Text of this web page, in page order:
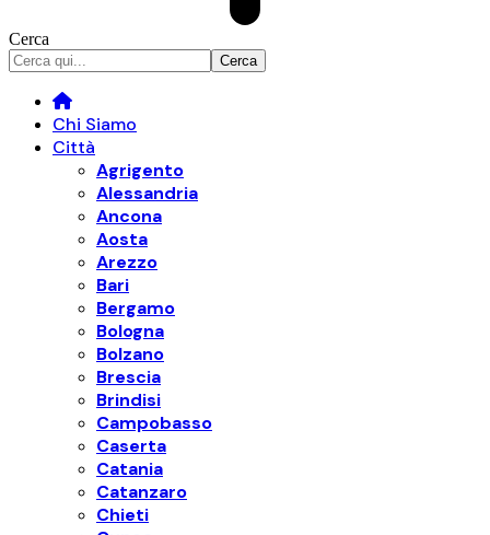
Cerca
Chi Siamo
Città
Agrigento
Alessandria
Ancona
Aosta
Arezzo
Bari
Bergamo
Bologna
Bolzano
Brescia
Brindisi
Campobasso
Caserta
Catania
Catanzaro
Chieti